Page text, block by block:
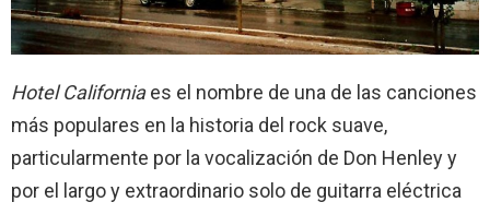
Hotel Californiaes el nombre de una de las canciones
más populares en la historia del rock suave,
particularmente por la vocalización de Don Henley y
por el largo y extraordinario solo de guitarra eléctrica